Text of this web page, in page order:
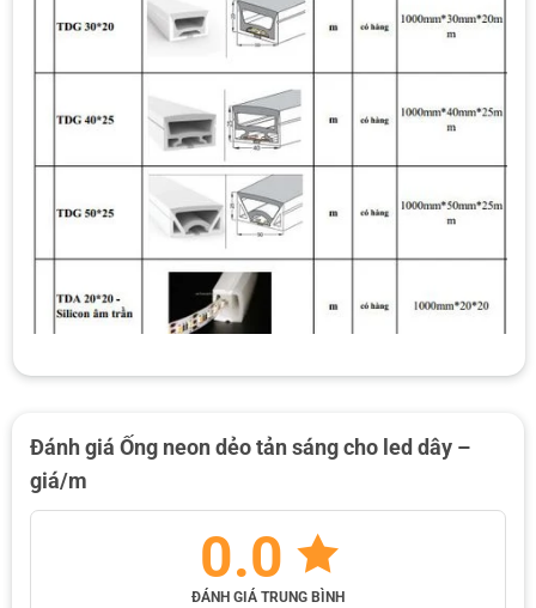
Đánh giá Ống neon dẻo tản sáng cho led dây –
giá/m
0.0
ĐÁNH GIÁ TRUNG BÌNH